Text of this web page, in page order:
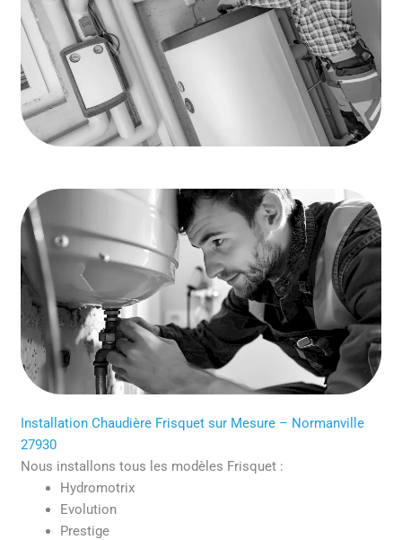
Installation Chaudière Frisquet sur Mesure – Normanville
27930
Nous installons tous les modèles Frisquet :
Hydromotrix
Evolution
Prestige